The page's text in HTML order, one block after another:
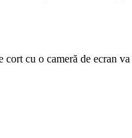
cu o cameră de ecran